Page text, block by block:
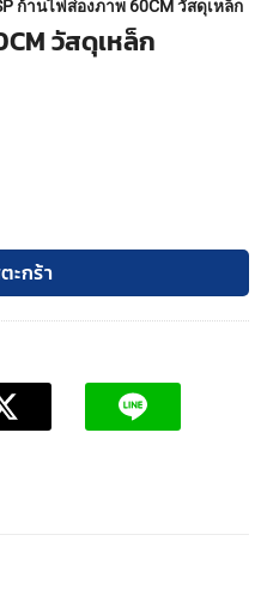
ก้านไฟส่องภาพ 60CM วัสดุเหล็ก
วัสดุเหล็ก
สดุเหล็ก ชิ้น
ะกร้า